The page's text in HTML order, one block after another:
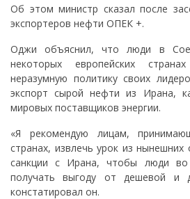
Об этом министр сказал после
экспортеров нефти ОПЕК +.
Оджи объяснил, что люди в
некоторых европейских
неразумную политику своих
экспорт сырой нефти из Ирана,
мировых поставщиков энергии.
«Я рекомендую лицам,
странах, извлечь урок из нынешних
санкции с Ирана, чтобы люди во
получать выгоду от дешевой и
констатировал он.